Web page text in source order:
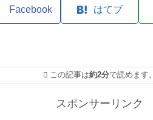
Facebook はてブ
この記事は約2分で読めます。
スポンサーリンク